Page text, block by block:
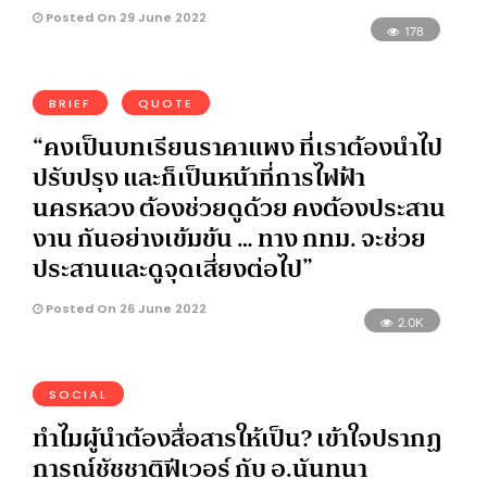
Posted On 29 June 2022
178
BRIEF QUOTE
“คงเป็นบทเรียนราคาแพง ที่เราต้องนำไป
ปรับปรุง และก็เป็นหน้าที่การไฟฟ้า
นครหลวง ต้องช่วยดูด้วย คงต้องประสาน
งาน กันอย่างเข้มข้น … ทาง กทม. จะช่วย
ประสานและดูจุดเสี่ยงต่อไป”
Posted On 26 June 2022
2.0K
SOCIAL
ทำไมผู้นำต้องสื่อสารให้เป็น? เข้าใจปรากฏ
การณ์ชัชชาติฟีเวอร์ กับ อ.นันทนา